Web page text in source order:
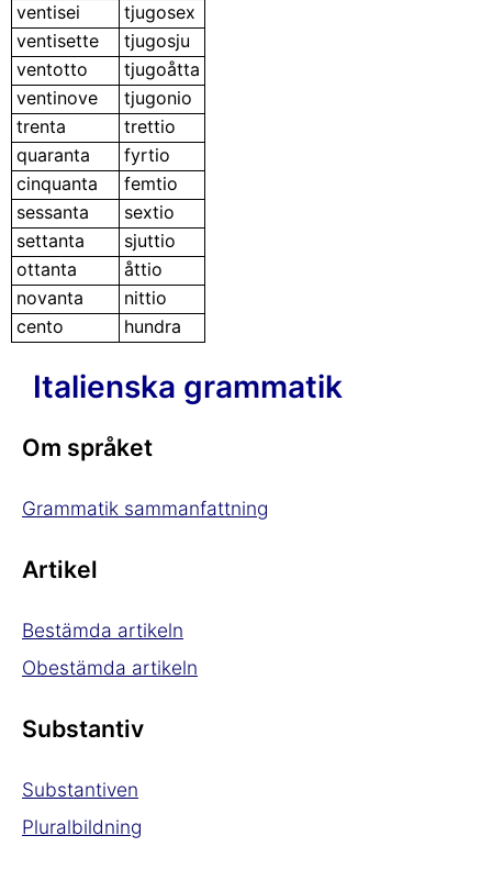
ventisei
tjugosex
ventisette
tjugosju
ventotto
tjugoåtta
ventinove
tjugonio
trenta
trettio
quaranta
fyrtio
cinquanta
femtio
sessanta
sextio
settanta
sjuttio
ottanta
åttio
novanta
nittio
cento
hundra
Italienska grammatik
Om språket
Grammatik sammanfattning
Artikel
Bestämda artikeln
Obestämda artikeln
Substantiv
Substantiven
Pluralbildning